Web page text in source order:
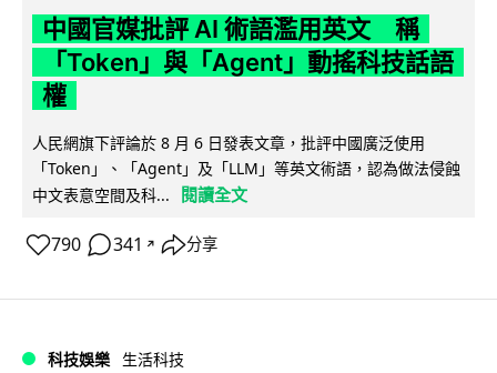
中國官媒批評 AI 術語濫用英文 稱
「Token」與「Agent」動搖科技話語
權
人民網旗下評論於 8 月 6 日發表文章，批評中國廣泛使用
「Token」、「Agent」及「LLM」等英文術語，認為做法侵蝕
中文表意空間及科...
閱讀全文
790 341 ↗ 分享
科技娛樂 生活科技